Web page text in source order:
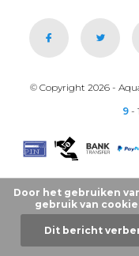
© Copyright 2026 -
9 -
Door het gebruiken
gebruik van
Dit bericht